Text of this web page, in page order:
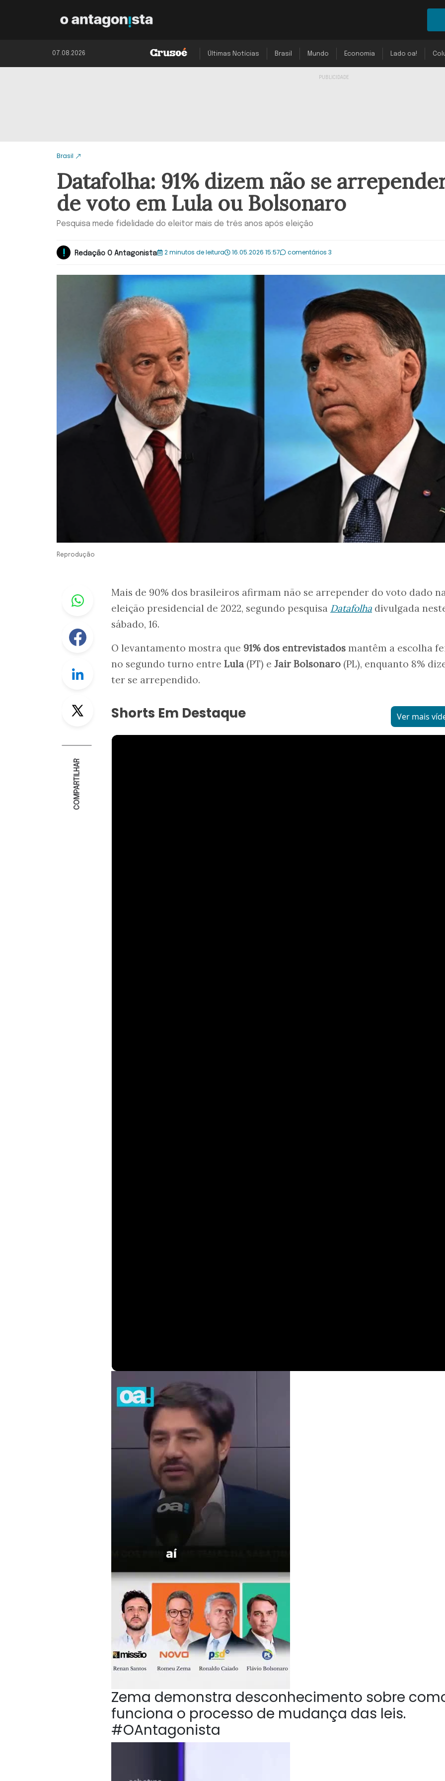
07.08.2026 Últimas Notícias Brasil Mundo Economia Lado oa!
Brasil
Datafolha: 91% dizem não se
de voto em Lula ou Bolsonaro
Pesquisa mede fidelidade do eleitor mais de três anos após eleição
Redação O Antagonista 2 minutos de leitura 16.05.2026 15:57 comentários 3
Reprodução
Whastapp
Facebook
Linkedin
COMPARTILHAR
Mais de 90% dos brasileiros afirmam não se arrepender do voto dado
eleição presidencial de 2022, segundo pesquisa Datafolha divulgada
sábado, 16.
O levantamento mostra que 91% dos entrevistados mantêm a escolha
no segundo turno entre Lula (PT) e Jair Bolsonaro (PL), enquanto 8%
ter se arrependido.
Shorts Em Destaque Ver mais
Zema demonstra desconhecimento sobre
funciona o processo de mudança das leis.
#OAntagonista